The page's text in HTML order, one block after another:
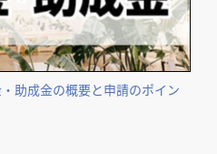
助成金の概要と申請のポイン